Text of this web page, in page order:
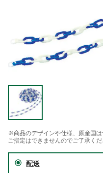
※商品のデザインや仕様、原産国は
ご指定はできませんのでご了承くだ
配送